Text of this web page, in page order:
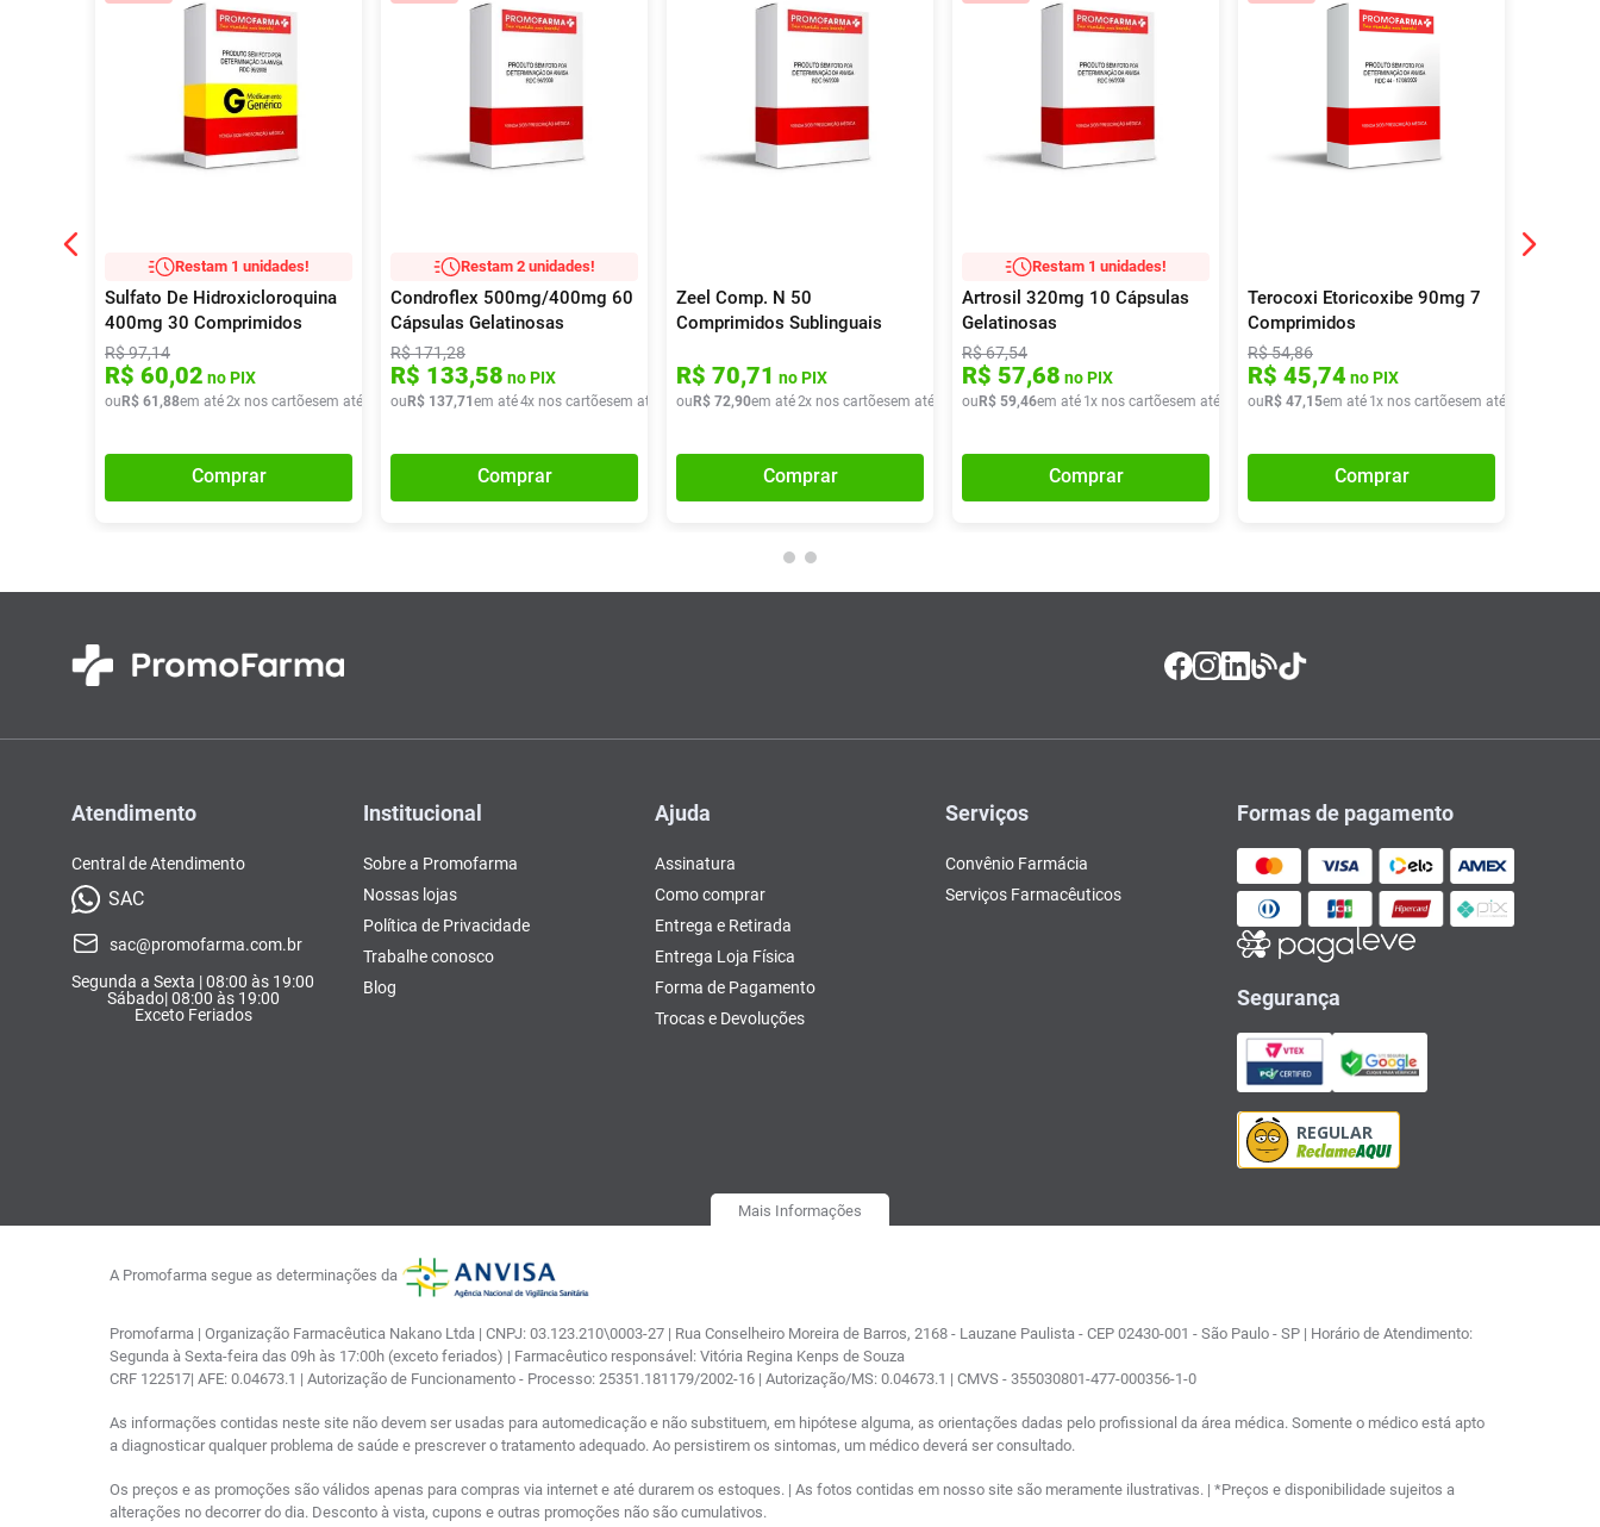
Restam 1 unidades!
Sulfato De Hidroxicloroquina
400mg 30 Comprimidos
Revestidos Ems
R$97,14
R$ 60,02 no PIX
ou R$ 61 ,88em até2x nos cartõesem até x deR$ 30,94
Comprar
Restam 2 unidades!
Condroflex 500mg/400mg 60
Cápsulas Gelatinosas
R$171,28
R$ 133,58 no PIX
ou R$ 137,71 em até4x nos cartõesem até x de R$ 34,42
Comprar
Zeel Comp. N 50
Comprimidos Sublinguais
R$ 70,71 no PIX
ou R$ 72,90em até2x nos cartõesem até x deR$ 36,45
Comprar
Restam 1 unidades!
Artrosil 320mg 10 Cápsulas
Gelatinosas
R$67,54
R$ 57,68 no PIX
ou R$ 59,46em até 1x nos cartõesem até x deR$ 59,46
Comprar
Terocoxi Etoricoxibe 90mg 7
Comprimidos
R$54,86
R$ 45,74 no PIX
ou R$ 47,15em até 1x nos cartõesem até
Comprar
Atendimento
Central de Atendimento
SAC
sac@promofarma.com.br
Segunda a Sexta | 08:00 às 19:00
Sábado| 08:00 às 19:00
Exceto Feriados
Institucional
Sobre a Promofarma
Nossas lojas
Política de Privacidade
Trabalhe conosco
Blog
Ajuda
Assinatura
Como comprar
Entrega e Retirada
Entrega Loja Física
Forma de Pagamento
Trocas e Devoluções
Serviços
Convênio Farmácia
Serviços Farmacêuticos
Formas de pagamento
Segurança
Mais Informações
A Promofarma segue as determinações da
Promofarma | Organização Farmacêutica Nakano Ltda | CNPJ: 03.123.210\0003-27 | Rua Conselheiro Moreira de Barros, 2168 - Lauzane Paulista - CEP 02430-001 - São Paulo - SP | Horário de Atendimento:
Segunda à Sexta-feira das 09h às 17:00h (exceto feriados) | Farmacêutico responsável: Vitória Regina Kenps de Souza
CRF 122517| AFE: 0.04673.1 | Autorização de Funcionamento - Processo: 25351.181179/2002-16 | Autorização/MS: 0.04673.1 | CMVS - 355030801-477-000356-1-0
As informações contidas neste site não devem ser usadas para automedicação e não substituem, em hipótese alguma, as orientações dadas pelo profissional da área médica. Somente o médico está apto
a diagnosticar qualquer problema de saúde e prescrever o tratamento adequado. Ao persistirem os sintomas, um médico deverá ser consultado.
Os preços e as promoções são válidos apenas para compras via internet e até durarem os estoques. | As fotos contidas em nosso site são meramente ilustrativas. | *Preços e disponibilidade sujeitos a
alterações no decorrer do dia. Desconto à vista, cupons e outras promoções não são cumulativos.